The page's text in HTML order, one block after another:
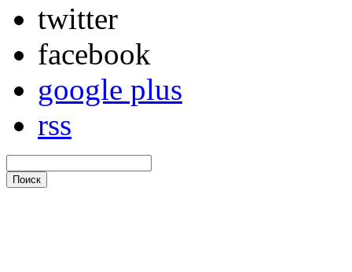
twitter
facebook
google plus
rss